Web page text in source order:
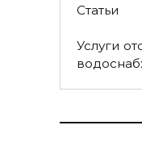
Статьи
Услуги